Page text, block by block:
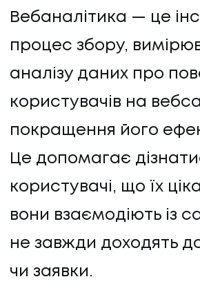
Вебаналітика — це
процес збору,
аналізу даних про
користувачів на
покращення його
Це допомагає
користувачі, що їх
вони взаємодіють із
не завжди доходять
чи заявки.